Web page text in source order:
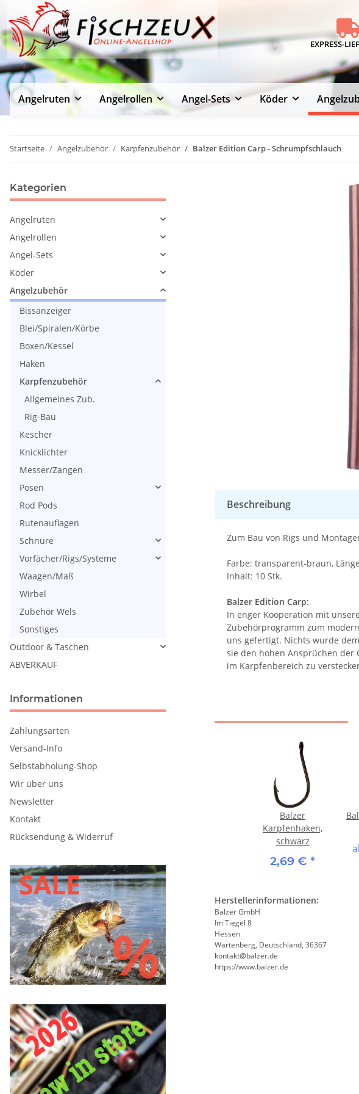
EXPRESS-
Angelruten Angelrollen Angel-Sets Köder
Startseite Angelzubehör Karpfenzubehör Balzer Edition Carp - Schrumpfschlauch
Beschreibung
Zum Bau von Rigs und
Farbe: transparent-braun,
Inhalt: 10 Stk.
Balzer Edition Carp:
In enger Kooperation mit
Zubehörprogramm zum
uns gefertigt. Nichts wurde
sie den hohen Ansprüchen der
im Karpfenbereich zu
Balzer
Karpfenhaken,
schwarz
2,69 € *
Herstellerinformationen:
Balzer GmbH
Im Tiegel 8
Hessen
Wartenberg, Deutschland, 36367
kontakt@balzer.de
https://www.balzer.de
Kategorien
Angelruten
Angelrollen
Angel-Sets
Köder
Angelzubehör
Bissanzeiger
Blei/Spiralen/Körbe
Boxen/Kessel
Haken
Karpfenzubehör
Allgemeines Zub.
Rig-Bau
Kescher
Knicklichter
Messer/Zangen
Posen
Rod Pods
Rutenauflagen
Schnüre
Vorfächer/Rigs/Systeme
Waagen/Maß
Wirbel
Zubehör Wels
Sonstiges
Outdoor & Taschen
ABVERKAUF
Informationen
Zahlungsarten
Versand-Info
Selbstabholung-Shop
Wir über uns
Newsletter
Kontakt
Rücksendung & Widerruf